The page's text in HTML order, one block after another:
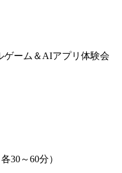
ーム＆AIアプリ体験会
30～60分）